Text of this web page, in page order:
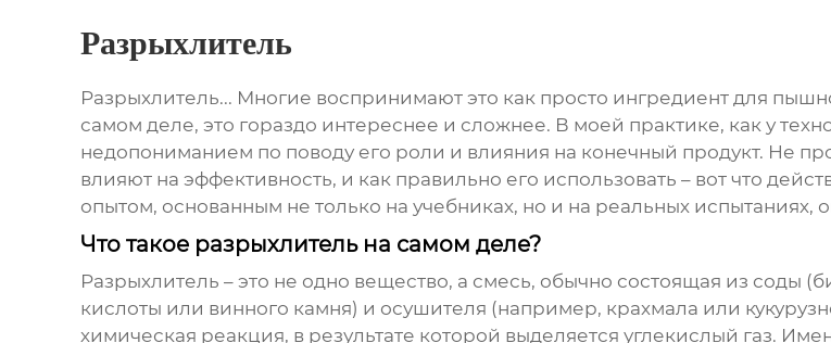
Разрыхлитель
Разрыхлитель... Многие воспринимают это как просто ингредиент для
самом деле, это гораздо интереснее и сложнее. В моей практике, как у
недопониманием по поводу его роли и влияния на конечный продукт. Не
влияют на эффективность, и как правильно его использовать – вот что
опытом, основанным не только на учебниках, но и на реальных испытаниях,
Что такое разрыхлитель на самом деле?
Разрыхлитель – это не одно вещество, а смесь, обычно состоящая из соды
кислоты или винного камня) и осушителя (например, крахмала или
химическая реакция, в результате которой выделяется углекислый газ.